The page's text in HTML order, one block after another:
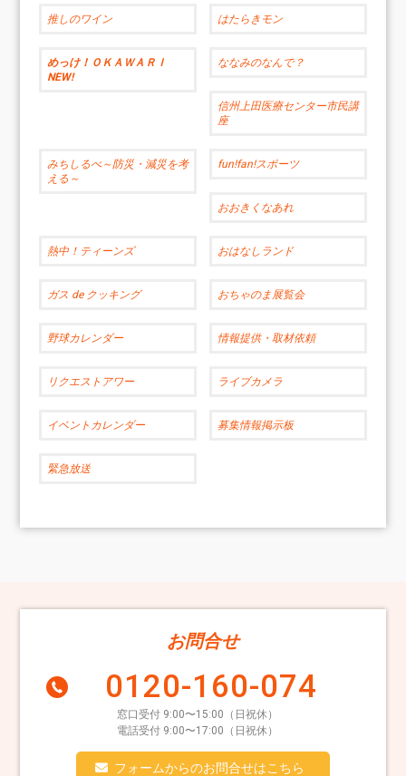
推しのワイン はたらきモン
めっけ！ＯＫＡＷＡＲＩ
NEW!
ななみのなんで？
信州上田医療センター市民講
座
みちしるべ～防災・減災を考
える～
fun!fan!スポーツ
おおきくなあれ
熱中！ティーンズ おはなしランド
ガス de クッキング おちゃのま展覧会
野球カレンダー 情報提供・取材依頼
リクエストアワー ライブカメラ
イベントカレンダー 募集情報掲示板
緊急放送
お問合せ
0120-160-074
窓口受付 9:00〜15:00（日祝休）
電話受付 9:00〜17:00（日祝休）
フォームからのお問合せはこちら